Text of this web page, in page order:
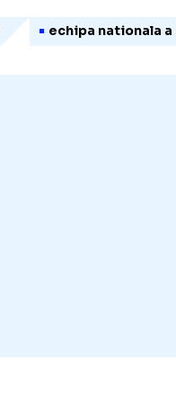
echipa nationala